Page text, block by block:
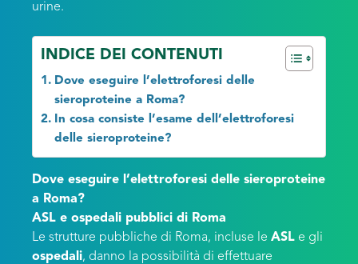
urine.
INDICE DEI CONTENUTI
Dove eseguire l’elettroforesi delle
sieroproteine a Roma?
In cosa consiste l’esame dell’elettroforesi
delle sieroproteine?
Dove eseguire l’elettroforesi delle sieroproteine
a Roma?
ASL e ospedali pubblici di Roma
Le strutture pubbliche di Roma, incluse le ASL e gli
ospedali, danno la possibilità di effettuare